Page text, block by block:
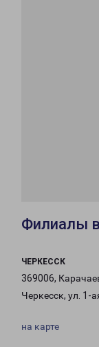
Филиалы
ЧЕРКЕССК
369006,
Черкесск, ул. 1-
на карте